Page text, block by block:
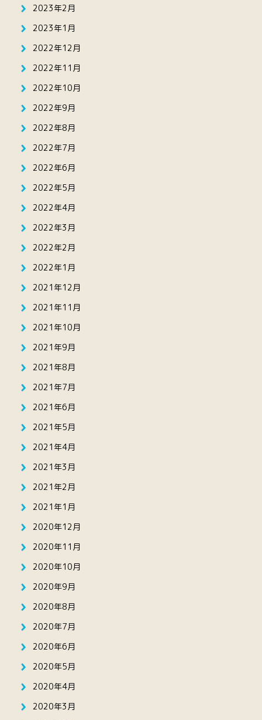
2023年2月
2023年1月
2022年12月
2022年11月
2022年10月
2022年9月
2022年8月
2022年7月
2022年6月
2022年5月
2022年4月
2022年3月
2022年2月
2022年1月
2021年12月
2021年11月
2021年10月
2021年9月
2021年8月
2021年7月
2021年6月
2021年5月
2021年4月
2021年3月
2021年2月
2021年1月
2020年12月
2020年11月
2020年10月
2020年9月
2020年8月
2020年7月
2020年6月
2020年5月
2020年4月
2020年3月